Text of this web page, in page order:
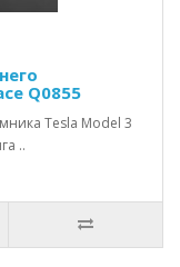
Q0855
Tesla Model 3
..